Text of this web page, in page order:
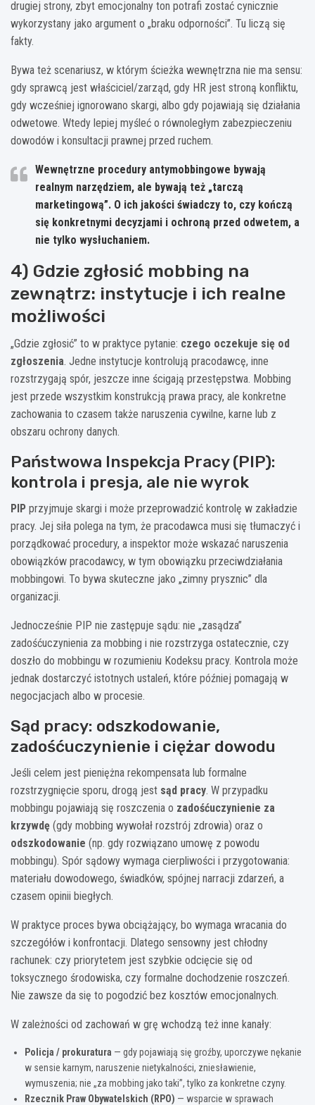
drugiej strony, zbyt emocjonalny ton potrafi zostać cynicznie
wykorzystany jako argument o „braku odporności”. Tu liczą się
fakty.
Bywa też scenariusz, w którym ścieżka wewnętrzna nie ma sensu:
gdy sprawcą jest właściciel/zarząd, gdy HR jest stroną konfliktu,
gdy wcześniej ignorowano skargi, albo gdy pojawiają się działania
odwetowe. Wtedy lepiej myśleć o równoległym zabezpieczeniu
dowodów i konsultacji prawnej przed ruchem.
Wewnętrzne procedury antymobbingowe bywają
realnym narzędziem, ale bywają też „tarczą
marketingową”. O ich jakości świadczy to, czy kończą
się konkretnymi decyzjami i ochroną przed odwetem, a
nie tylko wysłuchaniem.
4) Gdzie zgłosić mobbing na
zewnątrz: instytucje i ich realne
możliwości
„Gdzie zgłosić” to w praktyce pytanie: czego oczekuje się od
zgłoszenia. Jedne instytucje kontrolują pracodawcę, inne
rozstrzygają spór, jeszcze inne ścigają przestępstwa. Mobbing
jest przede wszystkim konstrukcją prawa pracy, ale konkretne
zachowania to czasem także naruszenia cywilne, karne lub z
obszaru ochrony danych.
Państwowa Inspekcja Pracy (PIP):
kontrola i presja, ale nie wyrok
PIP przyjmuje skargi i może przeprowadzić kontrolę w zakładzie
pracy. Jej siła polega na tym, że pracodawca musi się tłumaczyć i
porządkować procedury, a inspektor może wskazać naruszenia
obowiązków pracodawcy, w tym obowiązku przeciwdziałania
mobbingowi. To bywa skuteczne jako „zimny prysznic” dla
organizacji.
Jednocześnie PIP nie zastępuje sądu: nie „zasądza”
zadośćuczynienia za mobbing i nie rozstrzyga ostatecznie, czy
doszło do mobbingu w rozumieniu Kodeksu pracy. Kontrola może
jednak dostarczyć istotnych ustaleń, które później pomagają w
negocjacjach albo w procesie.
Sąd pracy: odszkodowanie,
zadośćuczynienie i ciężar dowodu
Jeśli celem jest pieniężna rekompensata lub formalne
rozstrzygnięcie sporu, drogą jest sąd pracy. W przypadku
mobbingu pojawiają się roszczenia o zadośćuczynienie za
krzywdę (gdy mobbing wywołał rozstrój zdrowia) oraz o
odszkodowanie (np. gdy rozwiązano umowę z powodu
mobbingu). Spór sądowy wymaga cierpliwości i przygotowania:
materiału dowodowego, świadków, spójnej narracji zdarzeń, a
czasem opinii biegłych.
W praktyce proces bywa obciążający, bo wymaga wracania do
szczegółów i konfrontacji. Dlatego sensowny jest chłodny
rachunek: czy priorytetem jest szybkie odcięcie się od
toksycznego środowiska, czy formalne dochodzenie roszczeń.
Nie zawsze da się to pogodzić bez kosztów emocjonalnych.
W zależności od zachowań w grę wchodzą też inne kanały:
Policja / prokuratura — gdy pojawiają się groźby, uporczywe nękanie
w sensie karnym, naruszenie nietykalności, zniesławienie,
wymuszenia; nie „za mobbing jako taki”, tylko za konkretne czyny.
Rzecznik Praw Obywatelskich (RPO) — wsparcie w sprawach